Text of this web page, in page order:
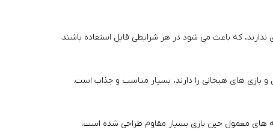
که باعث می‌ شود در هر شرایطی قابل استفاده باشند.